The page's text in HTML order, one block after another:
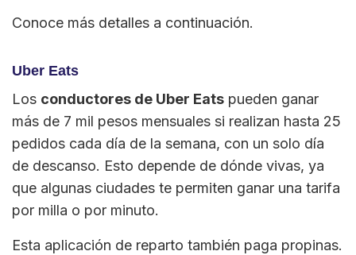
Conoce más detalles a continuación.
Uber Eats
Los conductores de Uber Eats pueden ganar
más de 7 mil pesos mensuales si realizan hasta 25
pedidos cada día de la semana, con un solo día
de descanso. Esto depende de dónde vivas, ya
que algunas ciudades te permiten ganar una tarifa
por milla o por minuto.
Esta aplicación de reparto también paga propinas.